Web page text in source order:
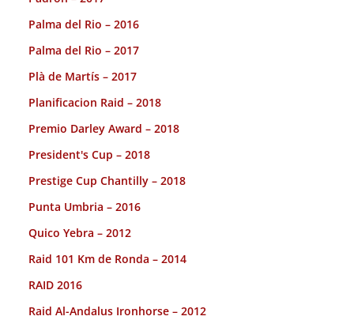
Palma del Rio – 2016
Palma del Rio – 2017
Plà de Martís – 2017
Planificacion Raid – 2018
Premio Darley Award – 2018
President's Cup – 2018
Prestige Cup Chantilly – 2018
Punta Umbria – 2016
Quico Yebra – 2012
Raid 101 Km de Ronda – 2014
RAID 2016
Raid Al-Andalus Ironhorse – 2012